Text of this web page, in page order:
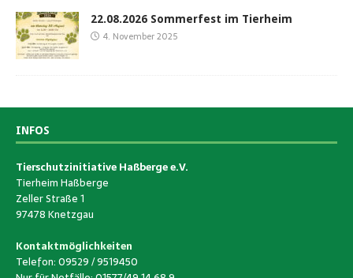
22.08.2026 Sommerfest im Tierheim
4. November 2025
INFOS
Tierschutzinitiative Haßberge e.V.
Tierheim Haßberge
Zeller Straße 1
97478 Knetzgau
Kontaktmöglichkeiten
Telefon: 09529 / 9519450